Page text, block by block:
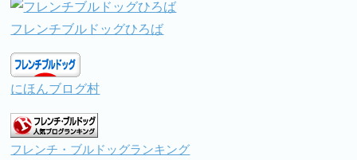
フレンチブルドッグひろば
にほんブログ村
フレンチ・ブルドッグランキング